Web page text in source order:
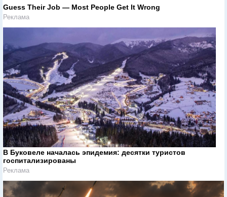
Guess Their Job — Most People Get It Wrong
Реклама
В Буковеле началась эпидемия: десятки туристов
госпитализированы
Реклама